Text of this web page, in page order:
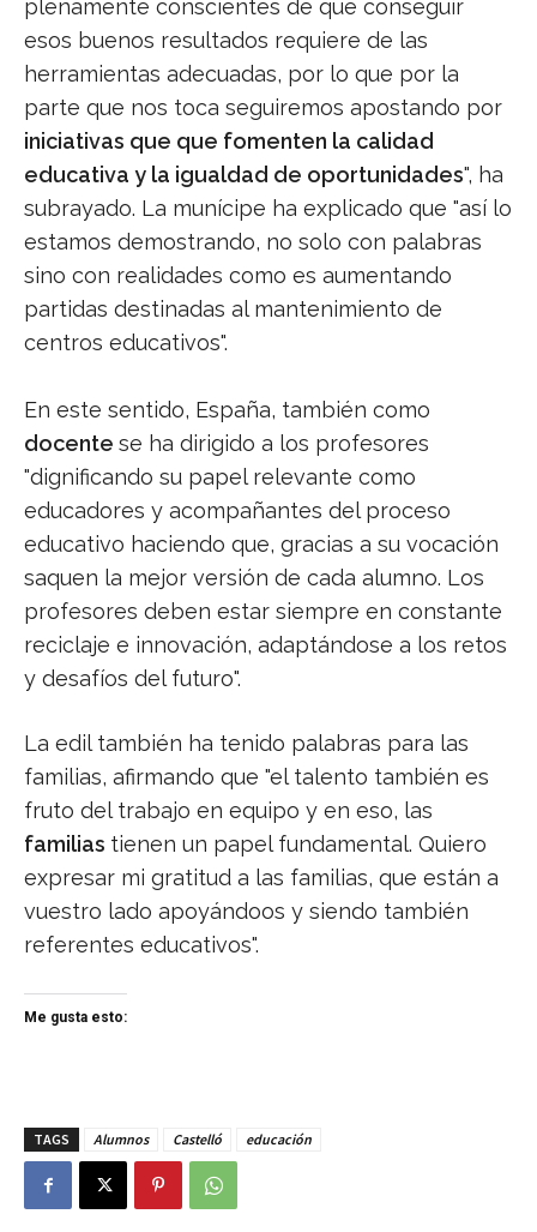
plenamente conscientes de que conseguir
esos buenos resultados requiere de las
herramientas adecuadas, por lo que por la
parte que nos toca seguiremos apostando por
iniciativas que que fomenten la calidad
educativa y la igualdad de oportunidades", ha
subrayado. La munícipe ha explicado que "así lo
estamos demostrando, no solo con palabras
sino con realidades como es aumentando
partidas destinadas al mantenimiento de
centros educativos".
En este sentido, España, también como
docente se ha dirigido a los profesores
"dignificando su papel relevante como
educadores y acompañantes del proceso
educativo haciendo que, gracias a su vocación
saquen la mejor versión de cada alumno. Los
profesores deben estar siempre en constante
reciclaje e innovación, adaptándose a los retos
y desafíos del futuro".
La edil también ha tenido palabras para las
familias, afirmando que "el talento también es
fruto del trabajo en equipo y en eso, las
familias tienen un papel fundamental. Quiero
expresar mi gratitud a las familias, que están a
vuestro lado apoyándoos y siendo también
referentes educativos".
Me gusta esto:
TAGS Alumnos Castelló educación